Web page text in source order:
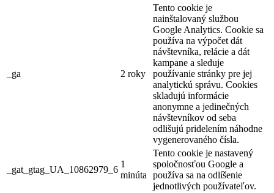
_ga 2 roky
Tento cookie je
nainštalovaný službou
Google Analytics. Cookie sa
používa na výpočet dát
návštevníka, relácie a dát
kampane a sleduje
používanie stránky pre jej
analytickú správu. Cookies
skladujú informácie
anonymne a jedinečných
návštevníkov od seba
odlišujú pridelením náhodne
vygenerovaného čísla.
_gat_gtag_UA_10862979_6
1
minúta
Tento cookie je nastavený
spoločnosťou Google a
používa sa na odlíšenie
jednotlivých používateľov.